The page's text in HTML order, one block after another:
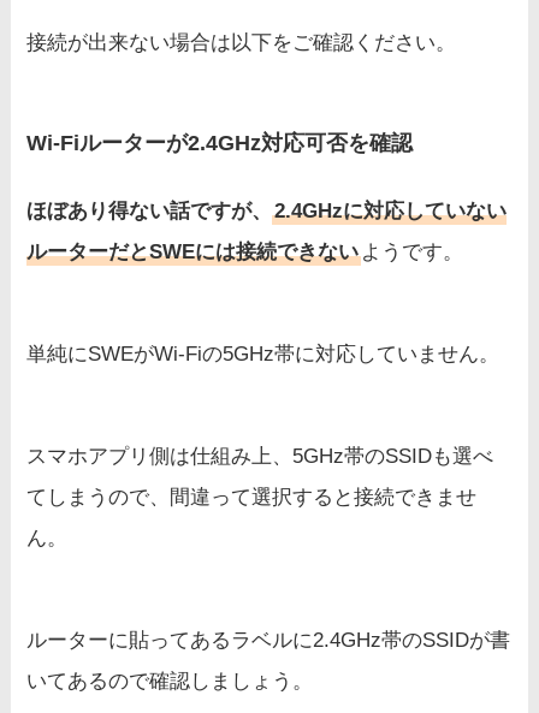
接続が出来ない場合は以下をご確認ください。
Wi-Fiルーターが2.4GHz対応可否を確認
ほぼあり得ない話ですが、2.4GHzに対応していない
ルーターだとSWEには接続できないようです。
単純にSWEがWi-Fiの5GHz帯に対応していません。
スマホアプリ側は仕組み上、5GHz帯のSSIDも選べ
てしまうので、間違って選択すると接続できませ
ん。
ルーターに貼ってあるラベルに2.4GHz帯のSSIDが書
いてあるので確認しましょう。